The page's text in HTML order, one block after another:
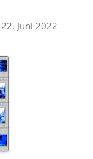
Juni 2022